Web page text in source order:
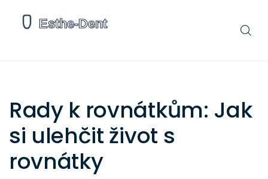
Rady k rovnátkům: Jak
si ulehčit život s
rovnátky